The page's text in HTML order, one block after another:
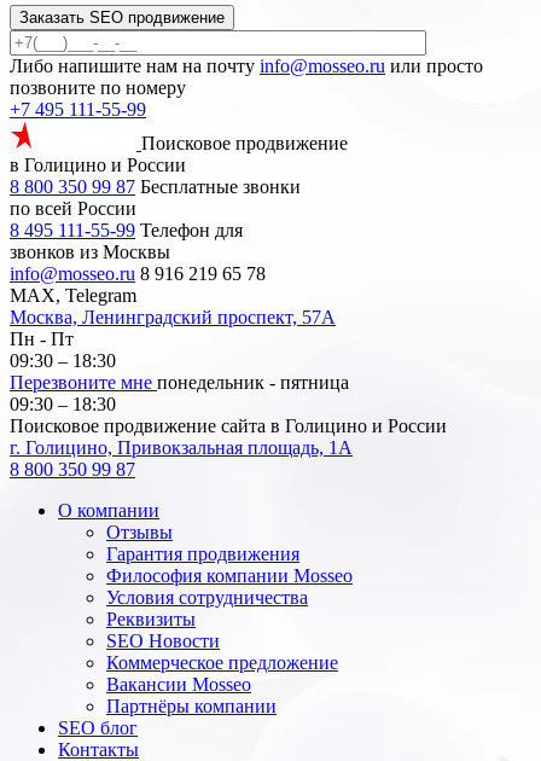
Заказать SEO продвижение
Либо напишите нам на почту info@mosseo.ru или просто
позвоните по номеру
+7 495 111-55-99
Поисковое продвижение
в Голицино и России
8 800 350 99 87 Бесплатные звонки
по всей России
8 495 111-55-99 Телефон для
звонков из Москвы
info@mosseo.ru 8 916 219 65 78
MAX, Telegram
Москва, Ленинградский проспект, 57А
Пн - Пт
09:30 – 18:30
Перезвоните мне понедельник - пятница
09:30 – 18:30
Поисковое продвижение сайта в Голицино и России
г. Голицино, Привокзальная площадь, 1А
8 800 350 99 87
О компании
Отзывы
Гарантия продвижения
Философия компании Mosseo
Условия сотрудничества
Реквизиты
SEO Новости
Коммерческое предложение
Вакансии Mosseo
Партнёры компании
SEO блог
Контакты